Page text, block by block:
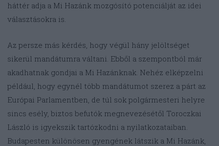
háttér adja a Mi Hazánk mozgósító potenciálját az idei
választásokra is.
Az persze más kérdés, hogy végül hány jelöltséget
sikerül mandátumra váltani. Ebből a szempontból már
akadhatnak gondjai a Mi Hazánknak. Nehéz elképzelni
például, hogy egynél több mandátumot szerez a párt az
Európai Parlamentben, de túl sok polgármesteri helyre
sincs esély, biztos befutók megnevezésétől Toroczkai
László is igyekszik tartózkodni a nyilatkozataiban.
Budapesten különösen gyengének látszik a Mi Hazánk,